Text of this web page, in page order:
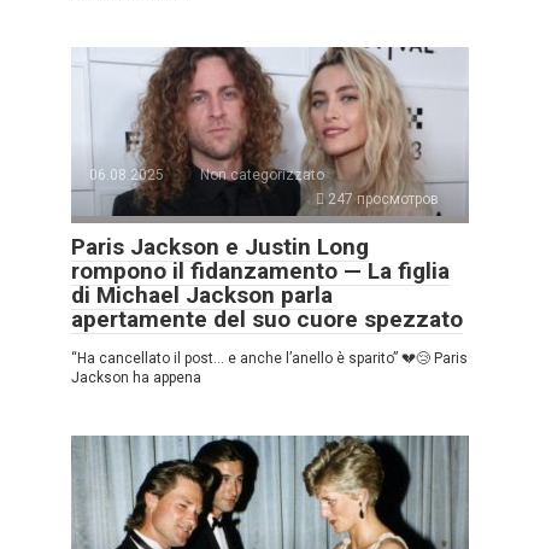
06.08.2025
Non categorizzato
247 просмотров
Paris Jackson e Justin Long
rompono il fidanzamento — La figlia
di Michael Jackson parla
apertamente del suo cuore spezzato
“Ha cancellato il post… e anche l’anello è sparito” 💔😢 Paris
Jackson ha appena